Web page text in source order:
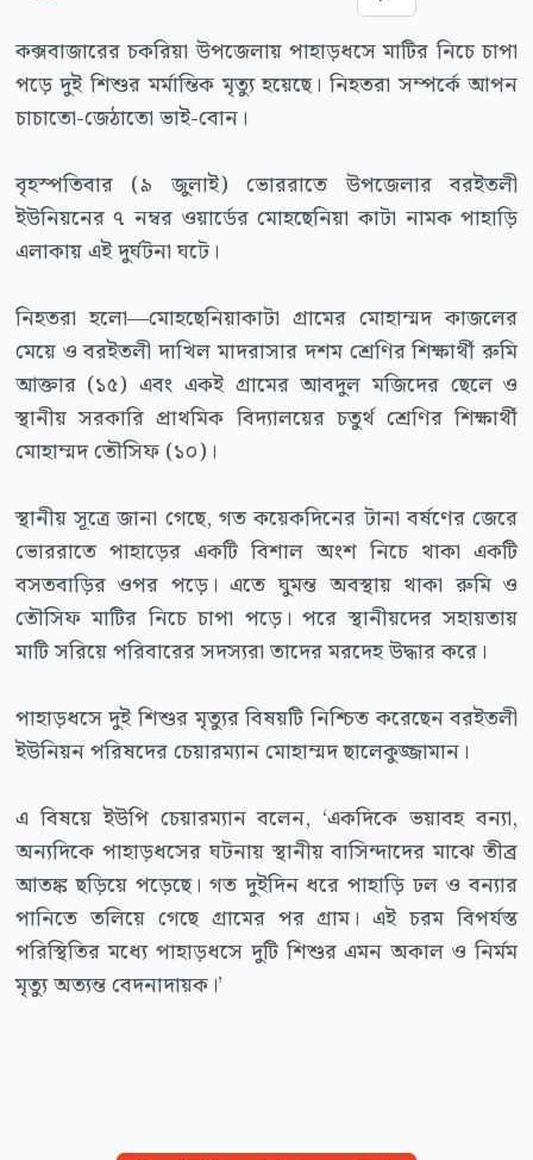
কক্সবাজারের চকরিয়া উপজেলায় পাহাড়ধসে মাটির নিচে চাপা
পড়ে দুই শিশুর মর্মান্তিক মৃত্যু হয়েছে। নিহতরা সম্পর্কে আপন
চাচাতো-জেঠাতো ভাই-বোন।
বৃহস্পতিবার (৯ জুলাই) ভোররাতে উপজেলার বরইতলী
ইউনিয়নের ৭ নম্বর ওয়ার্ডের মোহছেনিয়া কাটা নামক পাহাড়ি
এলাকায় এই দুর্ঘটনা ঘটে।
নিহতরা হলো—মোহছেনিয়াকাটা গ্রামের মোহাম্মদ কাজলের
মেয়ে ও বরইতলী দাখিল মাদরাসার দশম শ্রেণির শিক্ষার্থী রুমি
আক্তার (১৫) এবং একই গ্রামের আবদুল মজিদের ছেলে ও
স্থানীয় সরকারি প্রাথমিক বিদ্যালয়ের চতুর্থ শ্রেণির শিক্ষার্থী
মোহাম্মদ তৌসিফ (১০)।
স্থানীয় সূত্রে জানা গেছে, গত কয়েকদিনের টানা বর্ষণের জেরে
ভোররাতে পাহাড়ের একটি বিশাল অংশ নিচে থাকা একটি
বসতবাড়ির ওপর পড়ে। এতে ঘুমন্ত অবস্থায় থাকা রুমি ও
তৌসিফ মাটির নিচে চাপা পড়ে। পরে স্থানীয়দের সহায়তায়
মাটি সরিয়ে পরিবারের সদস্যরা তাদের মরদেহ উদ্ধার করে।
পাহাড়ধসে দুই শিশুর মৃত্যুর বিষয়টি নিশ্চিত করেছেন বরইতলী
ইউনিয়ন পরিষদের চেয়ারম্যান মোহাম্মদ ছালেকুজ্জামান।
এ বিষয়ে ইউপি চেয়ারম্যান বলেন, ‘একদিকে ভয়াবহ বন্যা,
অন্যদিকে পাহাড়ধসের ঘটনায় স্থানীয় বাসিন্দাদের মাঝে তীব্র
আতঙ্ক ছড়িয়ে পড়েছে। গত দুইদিন ধরে পাহাড়ি ঢল ও বন্যার
পানিতে তলিয়ে গেছে গ্রামের পর গ্রাম। এই চরম বিপর্যস্ত
পরিস্থিতির মধ্যে পাহাড়ধসে দুটি শিশুর এমন অকাল ও নির্মম
মৃত্যু অত্যন্ত বেদনাদায়ক।’